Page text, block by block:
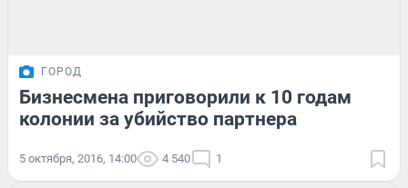
ГОРОД
Бизнесмена приговорили к 10 годам
колонии за убийство партнера
5 октября, 2016, 14:00 4 540 1